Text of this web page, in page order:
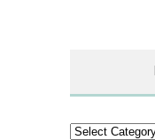
Kategorije